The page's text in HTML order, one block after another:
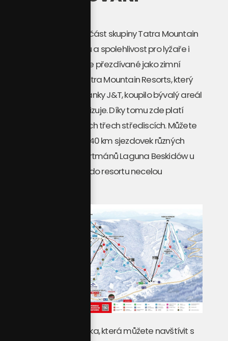
Resort Szczyrk, jako součást skupiny Tatra Mountain
Resorts, zaručuje kvalitu a spolehlivost pro lyžaře i
snowboardisty. Často je přezdívané jako zimní
hlavní město Polska. Tatra Mountain Resorts, který
spadá do vlastnictví banky J&T, koupilo bývalý areál
a postupně ho modernizuje. Díky tomu zde platí
společný skipas ve všech třech střediscích. Můžete
si tak vychutnat téměř 40 km sjezdovek různých
úrovní obtížnosti. Z apartmánů Laguna Beskidów u
Ziwieckého jezera je to do resortu necelou
Na mapě vidíte střediska, která můžete navštívit s